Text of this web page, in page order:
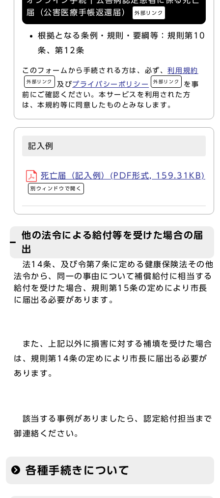
届（公害医療手帳返還届）
外部リンク
根拠となる条例・規則・要綱等：規則第10
条、第12条
このフォームから手続される方は、必ず、利用規約
外部リンク 及びプライバシーポリシー 外部リンク
を事
前にご確認ください。本サービスを利用された方
は、本規約等に同意したものとみなします。
記入例
死亡届（記入例）(PDF形式, 159.31KB)
別ウィンドウで開く
他の法令による給付等を受けた場合の届
出
法14条、及び令第7条に定める健康保険法その他
法令から、同一の事由について補償給付に相当する
給付を受けた場合、規則第15条の定めにより市長
に届出る必要があります。
また、上記以外に損害に対する補填を受けた場合
は、規則第14条の定めにより市長に届出る必要が
あります。
該当する事例がありましたら、認定給付担当まで
御連絡ください。
各種手続きについて